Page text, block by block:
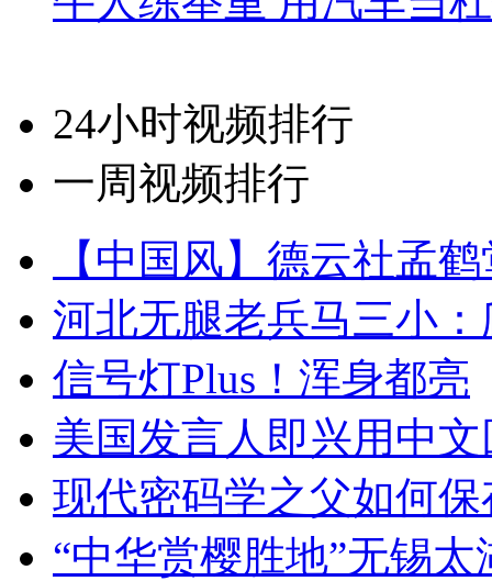
24小时视频排行
一周视频排行
【中国风】德云社孟
河北无腿老兵马三小
信号灯Plus！浑身都亮
美国发言人即兴用中
现代密码学之父如何
“中华赏樱胜地”无锡